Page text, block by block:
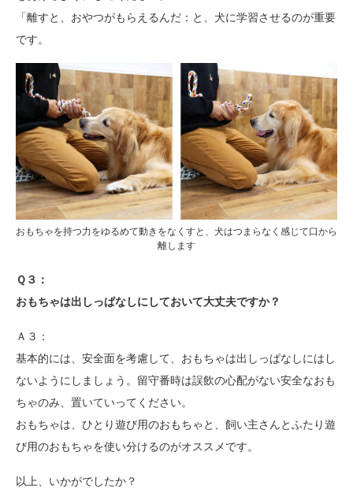
「離すと、おやつがもらえるんだ：と、犬に学習させるのが重要
です。
おもちゃを持つ力をゆるめて動きをなくすと、犬はつまらなく感じて口から
離します
Ｑ３：
おもちゃは出しっぱなしにしておいて大丈夫ですか？
Ａ３：
基本的には、安全面を考慮して、おもちゃは出しっぱなしにはし
ないようにしましょう。留守番時は誤飲の心配がない安全なおも
ちゃのみ、置いていってください。
おもちゃは、ひとり遊び用のおもちゃと、飼い主さんとふたり遊
び用のおもちゃを使い分けるのがオススメです。
以上、いかがでしたか？